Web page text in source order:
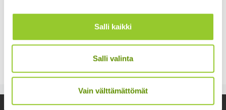
Salli kaikki
Salli valinta
Vain välttämättömät
Kääpiöauringonkukka
Pacino Gold
Hämähäkkikukka
sekoitus
2,70